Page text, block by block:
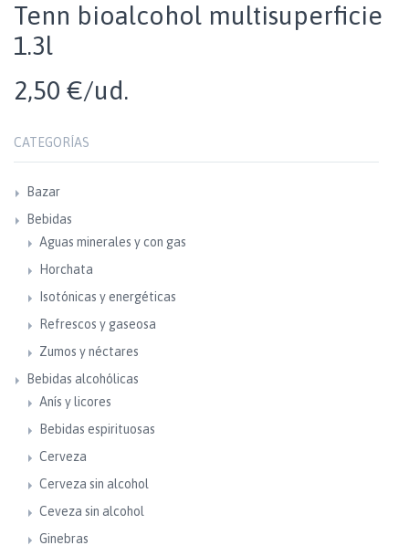
Tenn bioalcohol multisuperficie
1.3l
2,50 €/ud.
CATEGORÍAS
Bazar
Bebidas
Aguas minerales y con gas
Horchata
Isotónicas y energéticas
Refrescos y gaseosa
Zumos y néctares
Bebidas alcohólicas
Anís y licores
Bebidas espirituosas
Cerveza
Cerveza sin alcohol
Ceveza sin alcohol
Ginebras